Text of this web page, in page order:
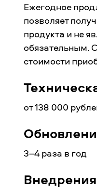
Ежегодное
позволяет
продукта и не
обязательным.
стоимости
от 138 000
3–4 раза в год